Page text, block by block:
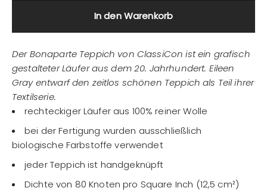
In den Warenkorb
Der Bonaparte Teppich von ClassiCon ist ein grafisch
gestalteter Läufer aus dem 20. Jahrhundert. Eileen
Gray entwarf den zeitlos schönen Teppich als Teil ihrer
Textilserie.
rechteckiger Läufer aus 100% reiner Wolle
bei der Fertigung wurden ausschließlich
biologische Farbstoffe verwendet
jeder Teppich ist handgeknüpft
Dichte von 80 Knoten pro Square Inch (12,5 cm²)